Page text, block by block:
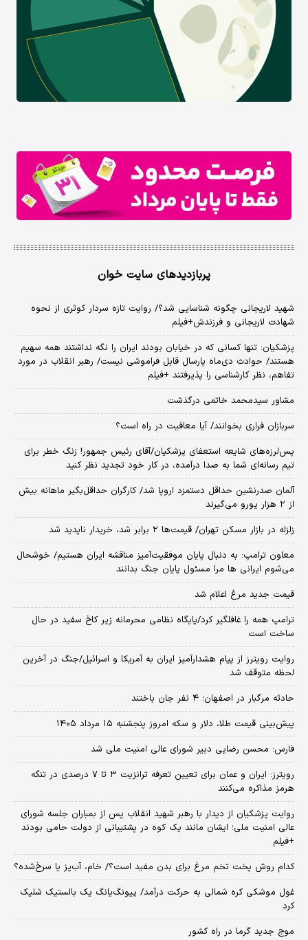
پربازدیدهای سایت خوان
شهید لاریجانی چگونه شناسایی شد؟/ روایت تازه سردار کوثری از نحوه
شهادت لاریجانی و فرزندش+فیلم
پزشکیان: تنها کسانی که در خیابان بودند ایران را نگه نداشتند همه سهیم
هستند/ حوادث دی‌ماه پارسال قابل فراموشی نیست/ رهبر انقلاب در مورد
تفاهم، نظر کارشناسی را پذیرفتند +فیلم
مشاور سیدمحمد خاتمی درگذشت
سربازان فراری بخوانند/ آیا معافیت در راه است؟
پس‌لرزه‌های شایعه استعفای پزشکیان/آقای رئیس جمهور! زنگ خطر برای
تیم رسانه‌ای شما به صدا درآمده، در کار خود تجدید نظر کنید
آلمان صدرنشین حداقل دستمزد اروپا شد/ کارگران حداقل‌بگیر ماهانه بیش
از ۲ هزار یورو می‌گیرند
زلزله در بازار مسکن تهران/ قیمت‌ها ۲ برابر شد، خریدار ناپدید شد
معاون ترامپ: به دنبال پایان موفقیت‌آمیز مناقشه ایران هستیم/ خوشحال
می‌شوم ایرانی ها مرا مسئول پایان جنگ بدانند
قیمت جدید مرغ اعلام شد
ترامپ همه را غافلگیر کرد/پایگاه نظامی محرمانه زیر کاخ سفید در حال
ساخت است
روایت رویترز از پیام هشدارآمیز ایران به آمریکا و اسرائیل/جنگ در آخرین
لحظه متوقف شد
حادثه مرگبار در اصفهان؛ ۴ نفر جان باختند
پیش‌بینی قیمت طلا، دلار و سکه امروز پنجشنبه ۱۵ مرداد ۱۴۰۵
فارس: محسن رضایی دبیر شورای عالی امنیت ملی شد
رویترز: ایران و عمان برای تعیین تعرفه ترانزیت ۳ تا ۷ درصدی در تنگه
هرمز مذاکره می‌کنند
روایت پزشکیان از دیدار با رهبر شهید انقلاب پس از بمباران جلسه شورای
عالی امنیت ملی؛ ایشان مانند یک کوه در پشتیبانی از دولت حامی بودند
+فیلم
کدام روش پخت تخم مرغ برای بدن مفید است؟/ خام، آب‌پز یا سرخ‌شده؟
غول موشکی کره شمالی به حرکت درآمد/ پیونگ‌یانگ یک بالستیک شلیک
کرد
موج جدید گرما در راه کشور